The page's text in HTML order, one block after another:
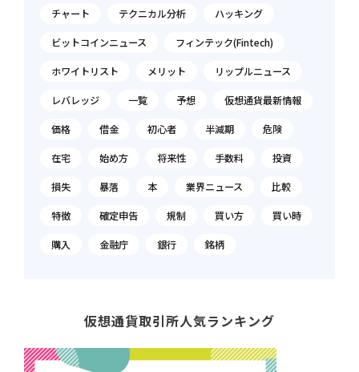
チャート
テクニカル分析
ハッキング
ビットコインニュース
フィンテック(Fintech)
ホワイトリスト
メリット
リップルニュース
レバレッジ
一覧 予想
仮想通貨最新情報
価格
借金 初心者 半減期
危険
在宅
始め方 将来性 手数料
投資
損失
暴落 本 業界ニュース
比較
特徴
確定申告 規制 買い方
買い時
購入
金融庁 銀行 銘柄
仮想通貨取引所人気ランキング